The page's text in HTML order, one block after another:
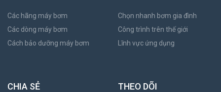
Các hãng máy bơm
Các dòng máy bơm
Cách bảo dưỡng máy bơm
Chọn nhanh bơm gia đình
Công trình trên thế giới
Lĩnh vực ứng dụng
CHIA SẺ THEO DÕI